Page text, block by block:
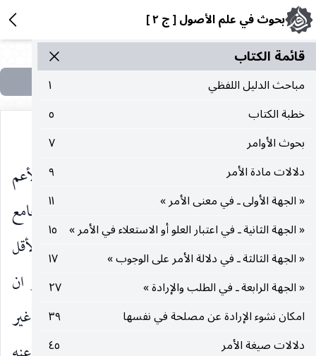
بحوث في علم الأصول [ ج ٢ ]
قائمة الکتاب
مباحث الدليل اللفظي
١
خطبة الكتاب
٥
بحوث الأوامر
٧
دلالات مادة الأمر
٩
« الجهة الأولى ـ في معنى الأمر »
١١
« الجهة الثانية ـ في اعتبار العلو أو الاستعلاء في الأمر » ١٥
« الجهة الثالثة ـ في دلالة الأمر على الوجوب »
١٧
« الجهة الرابعة ـ في الطلب والإرادة »
٢٧
امكان نشوء الإرادة عن مصلحة في نفسها
٣٩
دلالات صيغة الأمر
٤٥
ومنها ـ موارد الدوران بين الأقل والأكثر بالمعنى الأعم
الشامل للدوران بين التعيين والتخيير ، فان ترك الجامع
مخالفة قطعية البراءة عن التعيين ، نعم في خصوص الأقل
والأكثر الارتباطيين يوجد بيان آخر للانحلال هو ان
وجوب ذات الأقل ـ المطلق ـ معلوم وان كان إطلاقه غير